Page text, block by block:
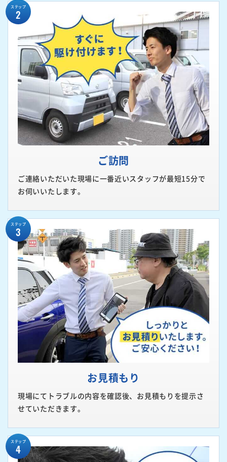
ステップ
2
ご訪問
ご連絡いただいた現場に一番近いスタッフが最短15分で
お伺いいたします。
ステップ
3
お見積もり
現場にてトラブルの内容を確認後、お見積もりを提示さ
せていただきます。
ステップ
4